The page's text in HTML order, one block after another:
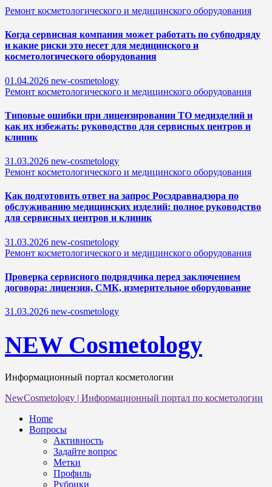
Ремонт косметологического и медицинского оборудования
Когда сервисная компания может работать по субподряду
и какие риски это несет для медицинского и
косметологического оборудования
01.04.2026 new-cosmetology
Ремонт косметологического и медицинского оборудования
Типовые ошибки при лицензировании ТО медизделий и
как их избежать: руководство для сервисных центров и
клиник
31.03.2026 new-cosmetology
Ремонт косметологического и медицинского оборудования
Как подготовить ответ на запрос Росздравнадзора по
обслуживанию медицинских изделий: полное руководство
для сервисных центров и клиник
31.03.2026 new-cosmetology
Ремонт косметологического и медицинского оборудования
Проверка сервисного подрядчика перед заключением
договора: лицензия, СМК, измерительное оборудование
31.03.2026 new-cosmetology
NEW Cosmetology
Информационный портал косметологии
NewCosmetology | Информационный портал по косметологии
Home
Вопросы
Активность
Задайте вопрос
Метки
Профиль
Рубрики